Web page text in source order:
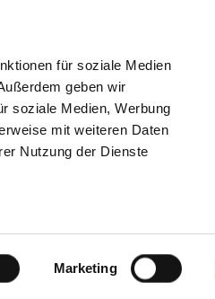
für soziale Medien
geben wir
soziale Medien, Werbung
mit weiteren Daten
Nutzung der Dienste
Marketing
THE GHD